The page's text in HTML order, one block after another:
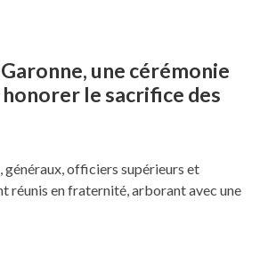
une cérémonie
le sacrifice des
officiers supérieurs et
réunis en fraternité, arborant avec une